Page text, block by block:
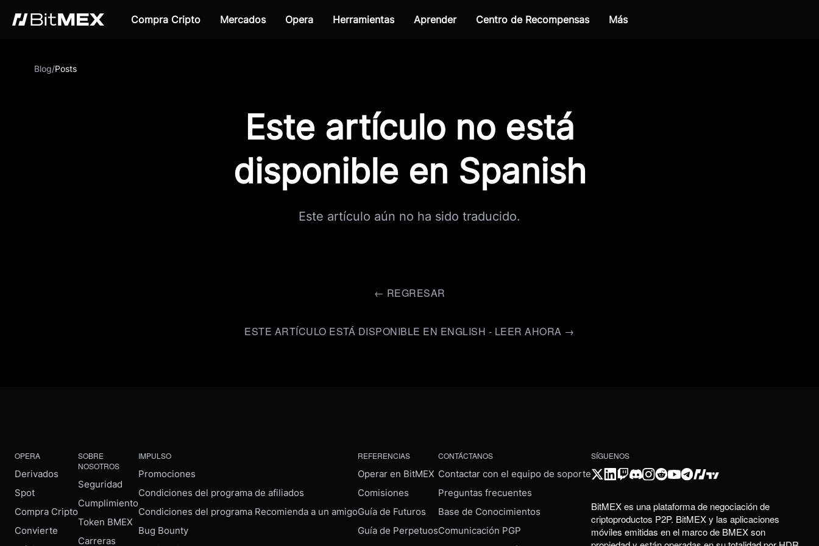
Compra Cripto Mercados Opera Herramientas Aprender Centro de Recompensas Más
Blog/Posts
Este artículo no está
disponible en Spanish
Este artículo aún no ha sido traducido.
← REGRESAR
ESTE ARTÍCULO ESTÁ DISPONIBLE EN ENGLISH - LEER AHORA →
OPERA
Derivados
Spot
Compra Cripto
Convierte
SOBRE
NOSOTROS
Seguridad
Cumplimiento
Token BMEX
Carreras
IMPULSO
Promociones
Condiciones del programa de afiliados
Condiciones del programa Recomienda a un amigo
Bug Bounty
REFERENCIAS
Operar en BitMEX
Comisiones
Guía de Futuros
Guía de Perpetuos
CONTÁCTANOS
Contactar con el equipo de soporte
Preguntas frecuentes
Base de Conocimientos
Comunicación PGP
SÍGUENOS
BitMEX es una plataforma de negociación de
criptoproductos P2P. BitMEX y las aplicaciones
móviles emitidas en el marco de BMEX son